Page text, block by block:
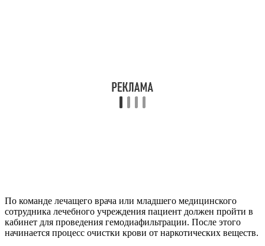
По команде лечащего врача или младшего медицинского
сотрудника лечебного учреждения пациент должен пройти в
кабинет для проведения гемодиафильтрации. После этого
начинается процесс очистки крови от наркотических веществ.